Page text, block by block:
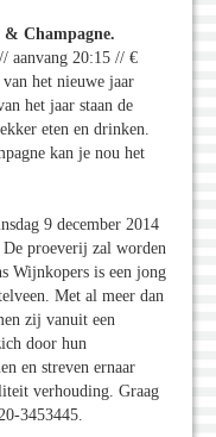
Champagne.
aanvang 20:15 // €
het nieuwe jaar
het jaar staan de
eten en drinken.
kan je nou het
9 december 2014
proeverij zal worden
Wijnkopers is een jong
Met al meer dan
zij vanuit een
door hun
en streven ernaar
verhouding. Graag
3453445.